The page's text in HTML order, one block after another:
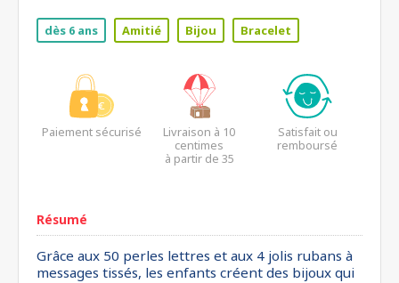
dès 6 ans Amitié Bijou Bracelet
Paiement sécurisé
Livraison à 10
centimes
à partir de 35
Satisfait ou
remboursé
Résumé
Grâce aux 50 perles lettres et aux 4 jolis rubans à
messages tissés, les enfants créent des bijoux qui